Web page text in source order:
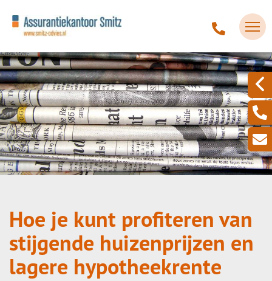
Hoe je kunt profiteren van
stijgende huizenprijzen en
lagere hypotheekrente